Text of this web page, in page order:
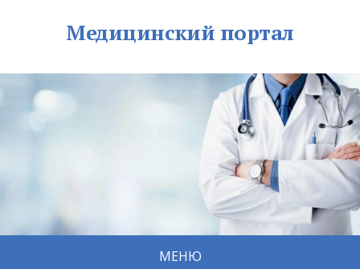
Медицинский портал
МЕНЮ